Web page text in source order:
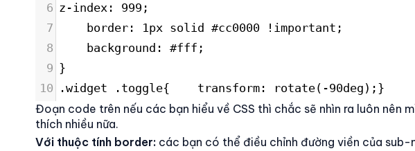
6 z-index: 999;
7
    border: 1px solid #cc0000 !important;
8
    background: #fff;
9 }
10
.widget .toggle{    transform: rotate(-90deg);}
Đoạn code trên nếu các bạn hiểu về CSS thì chắc sẽ nhìn ra luôn nên
thích nhiều nữa.
Với thuộc tính border:các bạn có thể điều chỉnh đường viền của sub-